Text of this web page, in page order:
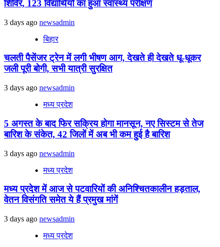
शिविर, 123 विद्यार्थियों का हुआ स्वास्थ्य परीक्षण
3 days ago newsadmin
बिहार
चलती पैसेंजर ट्रेन में लगी भीषण आग, देखते ही देखते धू-धूकर
जली पूरी बोगी, सभी यात्री सुरक्षित
3 days ago newsadmin
मध्य प्रदेश
5 अगस्त के बाद फिर सक्रिय होगा मानसून, नए सिस्टम से तेज
बारिश के संकेत, 42 जिलों में अब भी कम हुई है बारिश
3 days ago newsadmin
मध्य प्रदेश
मध्य प्रदेश में आज से पटवारियों की अनिश्चितकालीन हड़ताल,
वेतन विसंगति समेत ये हैं प्रमुख मांगें
3 days ago newsadmin
मध्य प्रदेश